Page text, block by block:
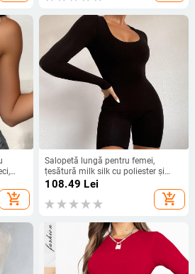
add_shopping_cart
Salopetă lungă pentru femei,
țesătură milk silk cu poliester și
spandex, talie medie, pantaloni trei
108.49 Lei
add_shopping_cart